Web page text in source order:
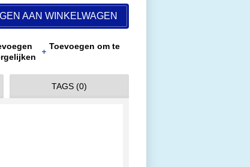
AAN WINKELWAGEN
Toevoegen om te
TAGS (0)